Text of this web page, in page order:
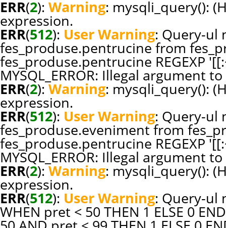
ERR(2): Warning: mysqli_query():
expression.
ERR(512): User Warning: Query-ul
fes_produse.pentrucine from
fes_produse.pentrucine REGEXP
MYSQL_ERROR: Illegal argument
ERR(2):Warning: mysqli_query():
expression.
ERR(512): User Warning: Query-ul
fes_produse.eveniment from
fes_produse.pentrucine REGEXP
MYSQL_ERROR: Illegal argument
ERR(2):Warning: mysqli_query():
expression.
ERR(512): User Warning: Query-ul
WHEN pret < 50 THEN 1 ELSE 0